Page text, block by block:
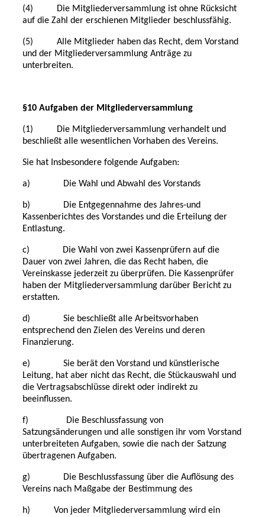
(4) Die Mitgliederversammlung ist ohne Rücksicht
auf die Zahl der erschienen Mitglieder beschlussfähig.
(5) Alle Mitglieder haben das Recht, dem Vorstand
und der Mitgliederversammlung Anträge zu
unterbreiten.
§10 Aufgaben der Mitgliederversammlung
(1) Die Mitgliederversammlung verhandelt und
beschließt alle wesentlichen Vorhaben des Vereins.
Sie hat Insbesondere folgende Aufgaben:
a) Die Wahl und Abwahl des Vorstands
b) Die Entgegennahme des Jahres-und
Kassenberichtes des Vorstandes und die Erteilung der
Entlastung.
c) Die Wahl von zwei Kassenprüfern auf die
Dauer von zwei Jahren, die das Recht haben, die
Vereinskasse jederzeit zu überprüfen. Die Kassenprüfer
haben der Mitgliederversammlung darüber Bericht zu
erstatten.
d) Sie beschließt alle Arbeitsvorhaben
entsprechend den Zielen des Vereins und deren
Finanzierung.
e) Sie berät den Vorstand und künstlerische
Leitung, hat aber nicht das Recht, die Stückauswahl und
die Vertragsabschlüsse direkt oder indirekt zu
beeinflussen.
f) Die Beschlussfassung von
Satzungsänderungen und alle sonstigen ihr vom Vorstand
unterbreiteten Aufgaben, sowie die nach der Satzung
übertragenen Aufgaben.
g) Die Beschlussfassung über die Auflösung des
Vereins nach Maßgabe der Bestimmung des
h) Von jeder Mitgliederversammlung wird ein